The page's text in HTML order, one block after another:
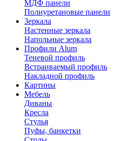
МДФ панели
Полиуретановые панели
Зеркала
Настенные зеркала
Напольные зеркала
Профили Alum
Теневой профиль
Встраиваемый профиль
Накладной профиль
Картины
Мебель
Диваны
Кресла
Стулья
Пуфы, банкетки